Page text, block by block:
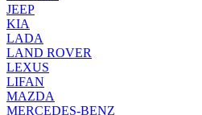
JEEP
KIA
LADA
LAND ROVER
LEXUS
LIFAN
MAZDA
MERCEDES-BENZ